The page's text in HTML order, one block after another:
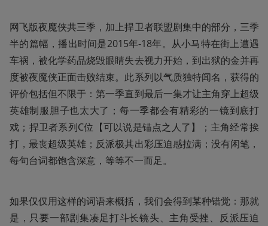
网飞版夜魔侠共三季，加上捍卫者联盟剧集中的部分，三季
半的篇幅，播出时间是2015年-18年。从小马特在街上遭遇
车祸，被化学药品烧毁眼睛失去视力开始，到出狱的金并再
度被夜魔侠正面击败结束。此系列以气质独特闻名，获得的
评价包括但不限于：第一季直到最后一集才让主角穿上超级
英雄制服胆子也太大了；每一季都会有精彩的一镜到底打
戏；捍卫者系列C位【可以说是锚点之人了】；主角经常挨
打，最丧超级英雄；反派极其出彩压迫感拉满；没有闲笔，
每句台词都饱含深意，等等不一而足。
如果仅仅用这样的词语来概括，我们会得到某种错觉：那就
是，只要一部剧集凑足打斗长镜头、主角受挫、反派压迫